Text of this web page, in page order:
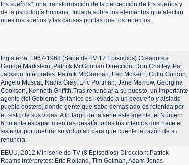
los sueños", una transformación de la percepción de los sueños y
de la psicología humana. Indaga sobre los elementos que afectan
nuestros sueños y las causas por las que los tenemos.
Inglaterra, 1967-1968 (Serie de TV 17 Episodios) Creadores:
George Markstein, Patrick McGoohan Dirección: Don Chaffey, Pat
Jackson Intérpretes: Patrick McGoohan, Leo McKern, Colin Gordon,
Angelo Muscat, Nadia Gray, Eric Portman, Jane Merrow, Georgina
Cookson, Kenneth Griffith.Tras renunciar a su puesto, un importante
agente del Gobierno Británico es llevado a un pequeño y aislado
pueblo costero, donde gente que sabe demasiado es retenida por
el resto de sus vidas. A lo largo de la serie este agente, el Número
6, intenta escapar mientras desafía todos los intentos que hace el
sistema por quebrar su voluntad para que cuente la razón de su
renuncia.
EEUU, 2012 Miniserie de TV (8 Episodios) Dirección: Patrick
Reams Intérpretes: Eric Rolland, Tim Getman, Adam Jonas